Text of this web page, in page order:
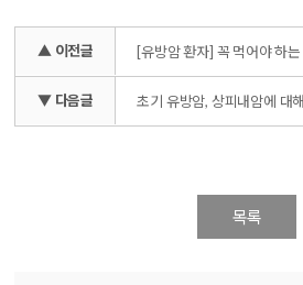
▲ 이전글
▼ 다음글
목록